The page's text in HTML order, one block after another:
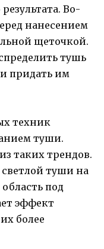
Во-
нанесением
щеточкой.
тушь
придать им
техник
туши.
таких трендов.
туши на
под
эффект
более